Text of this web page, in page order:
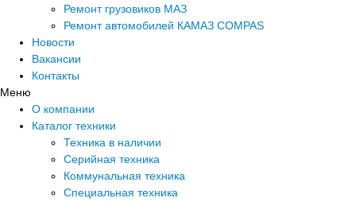
Ремонт грузовиков МАЗ
Ремонт автомобилей КАМАЗ COMPAS
Новости
Вакансии
Контакты
Меню
О компании
Каталог техники
Техника в наличии
Серийная техника
Коммунальная техника
Специальная техника